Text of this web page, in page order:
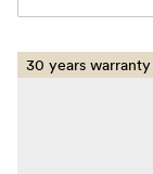
30 years warranty